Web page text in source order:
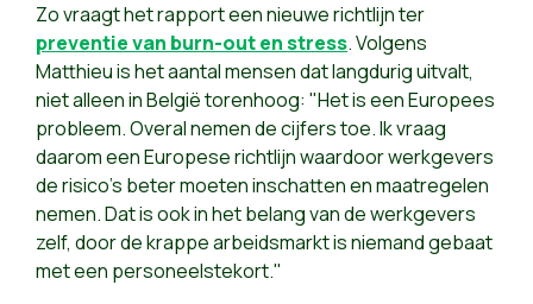
Zo vraagt het rapport een nieuwe richtlijn ter
preventie van burn-out en stress. Volgens
Matthieu is het aantal mensen dat langdurig uitvalt,
niet alleen in België torenhoog: "Het is een Europees
probleem. Overal nemen de cijfers toe. Ik vraag
daarom een Europese richtlijn waardoor werkgevers
de risico's beter moeten inschatten en maatregelen
nemen. Dat is ook in het belang van de werkgevers
zelf, door de krappe arbeidsmarkt is niemand gebaat
met een personeelstekort."